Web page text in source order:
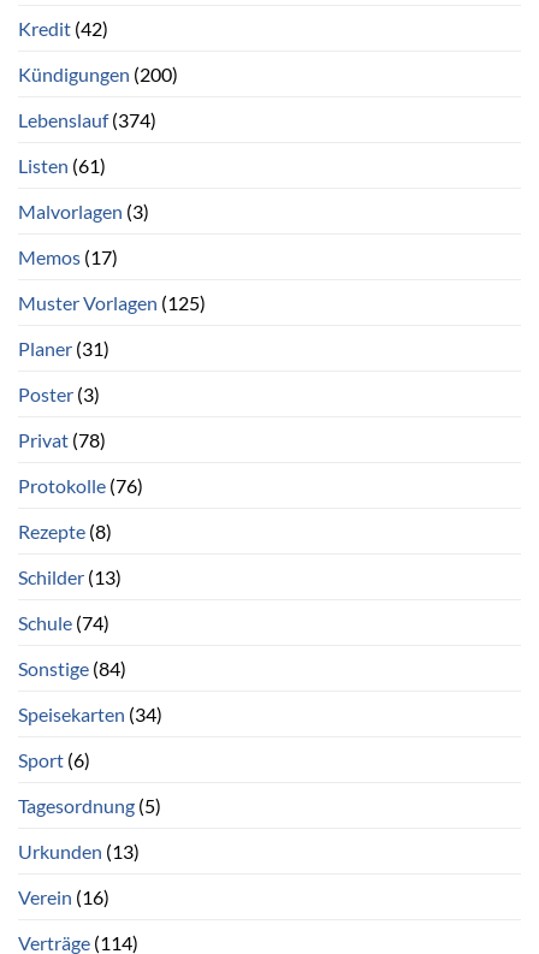
Kredit (42)
Kündigungen (200)
Lebenslauf(374)
Listen (61)
Malvorlagen (3)
Memos (17)
Muster Vorlagen (125)
Planer (31)
Poster (3)
Privat (78)
Protokolle (76)
Rezepte (8)
Schilder (13)
Schule (74)
Sonstige (84)
Speisekarten (34)
Sport (6)
Tagesordnung (5)
Urkunden (13)
Verein (16)
Verträge (114)